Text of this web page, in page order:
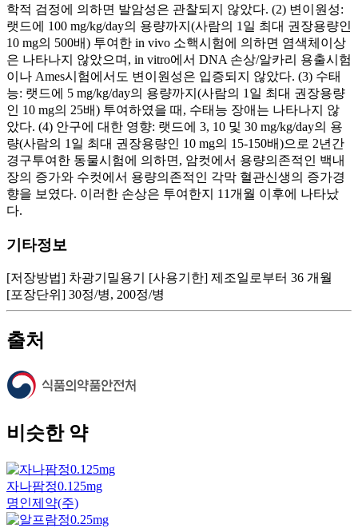
학적 검정에 의하면 발암성은 관찰되지 않았다. (2) 변이원성:
랫드에 100 mg/kg/day의 용량까지(사람의 1일 최대 권장용량인
10 mg의 500배) 투여한 in vivo 소핵시험에 의하면 염색체이상
은 나타나지 않았으며, in vitro에서 DNA 손상/알카리 용출시험
이나 Ames시험에서도 변이원성은 입증되지 않았다. (3) 수태
능: 랫드에 5 mg/kg/day의 용량까지(사람의 1일 최대 권장용량
인 10 mg의 25배) 투여하였을 때, 수태능 장애는 나타나지 않
았다. (4) 안구에 대한 영향: 랫드에 3, 10 및 30 mg/kg/day의 용
량(사람의 1일 최대 권장용량인 10 mg의 15-150배)으로 2년간
경구투여한 동물시험에 의하면, 암컷에서 용량의존적인 백내
장의 증가와 수컷에서 용량의존적인 각막 혈관신생의 증가경
향을 보였다. 이러한 손상은 투여한지 11개월 이후에 나타났
다.
기타정보
[저장방법] 차광기밀용기 [사용기한] 제조일로부터 36 개월
[포장단위] 30정/병, 200정/병
출처
비슷한 약
자나팜정0.125mg
명인제약(주)